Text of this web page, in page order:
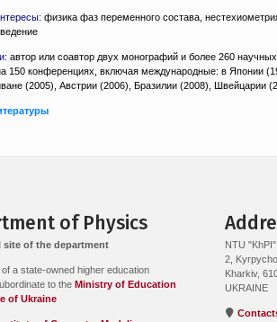
физика фаз переменного состава,
автор или соавтор двух монографий и более 260
150 конференциях, включая международные: в Японии
(2005), Австрии (2006), Бразилии (2008),
of Physics
site of the department
a state-owned higher education
to the Ministry of Education
of Ukraine
NTU "KhPI"
2,
Kharkiv,
UKRAINE